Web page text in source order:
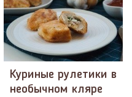
Куриные рулетики в
необычном кляре